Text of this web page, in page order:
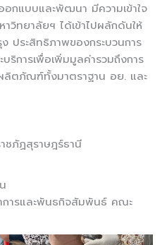
อกแบบและพัฒนา มีความเข้าใจ
ทยาลัยฯ ได้เข้าไปผลักดันให้
ประสิทธิภาพของกระบวนการ
การเพื่อเพิ่มมูลค่ารวมถึงการ
ลิตภัณฑ์ทั้งมาตราฐาน อย. และ
ชภัฏสุราษฎร์ธานี
การและพันธกิจสัมพันธ์ คณะ